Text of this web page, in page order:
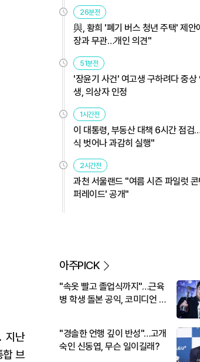
지난
브
26분전
與, 황희 '폐기 버스 청년 주택' 제안
장과 무관…개인 의견"
51분전
'장윤기 사건' 여고생 구하려다 중상
생, 의상자 인정
1시간전
이 대통령, 부동산 대책 6시간 점검
식 벗어나 과감히 실행"
2시간전
과천 서울랜드 "여름 시즌 파일럿
퍼레이드' 공개"
아주PICK
"속옷 빨고 졸업식까지"…근육
병 학생 돌본 공익, 코미디언 김
"경솔한 언행 깊이 반성"…고개
숙인 신동엽, 무슨 일이길래?